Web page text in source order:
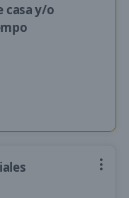
casa y/o